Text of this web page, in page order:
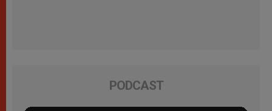
PODCAST